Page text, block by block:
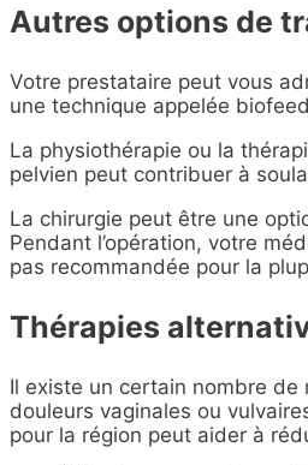
Autres options de
Votre prestataire peut vous
une technique appelée
La physiothérapie ou la
pelvien peut contribuer à
La chirurgie peut être une
Pendant l’opération, votre
pas recommandée pour la
Thérapies
Il existe un certain nombre de
douleurs vaginales ou
pour la région peut aider à